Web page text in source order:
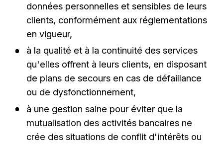
données personnelles et sensibles de leurs
clients, conformément aux réglementations
en vigueur,
à la qualité et à la continuité des services
qu'elles offrent à leurs clients, en disposant
de plans de secours en cas de défaillance
ou de dysfonctionnement,
à une gestion saine pour éviter que la
mutualisation des activités bancaires ne
crée des situations de conflit d'intérêts ou